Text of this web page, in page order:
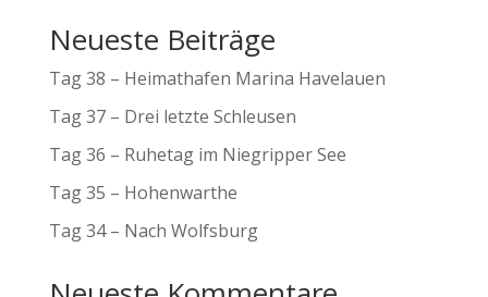
Neueste Beiträge
Tag 38 – Heimathafen Marina Havelauen
Tag 37 – Drei letzte Schleusen
Tag 36 – Ruhetag im Niegripper See
Tag 35 – Hohenwarthe
Tag 34 – Nach Wolfsburg